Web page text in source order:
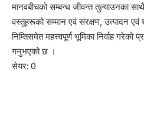
मानवबीचको सम्बन्ध जीवन्त तुल्याउनका
वस्तुहरूको सम्मान एवं संरक्षण, उत्पादन
निम्तिसमेत महत्त्वपूर्ण भूमिका निर्वाह
गनुभएको छ ।
सेयर: 0